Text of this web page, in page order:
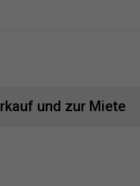
und zur Miete